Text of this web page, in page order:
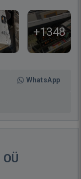
+1348
WhatsApp